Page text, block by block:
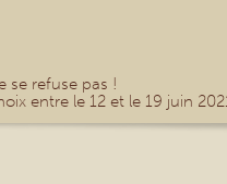
se refuse pas !
entre le 12 et le 19 juin